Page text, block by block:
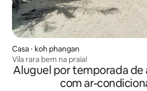
Casa ⋅ koh phangan
Vila rara bem na praia!
Aluguel por temporada
com ar-